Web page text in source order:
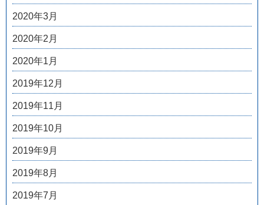
2020年3月
2020年2月
2020年1月
2019年12月
2019年11月
2019年10月
2019年9月
2019年8月
2019年7月